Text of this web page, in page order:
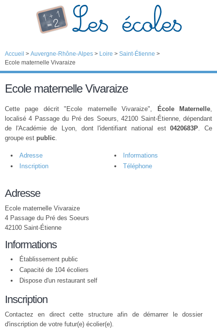
Accueil > Auvergne-Rhône-Alpes > Loire > Saint-Étienne >
Ecole maternelle Vivaraize
Ecole maternelle Vivaraize
Cette page décrit "Ecole maternelle Vivaraize", École Maternelle,
localisé 4 Passage du Pré des Soeurs, 42100 Saint-Étienne, dépendant
de l'Académie de Lyon, dont l'identifiant national est0420683P. Ce
groupe est public.
Adresse
Informations
Inscription
Téléphone
Adresse
Ecole maternelle Vivaraize
4 Passage du Pré des Soeurs
42100 Saint-Étienne
Informations
Établissement public
Capacité de 104 écoliers
Dispose d'un restaurant self
Inscription
Contactez en direct cette structure afin de démarrer le dossier
d'inscription de votre futur(e) écolier(e).